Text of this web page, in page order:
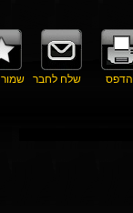
הדפס שלח לחבר שמור